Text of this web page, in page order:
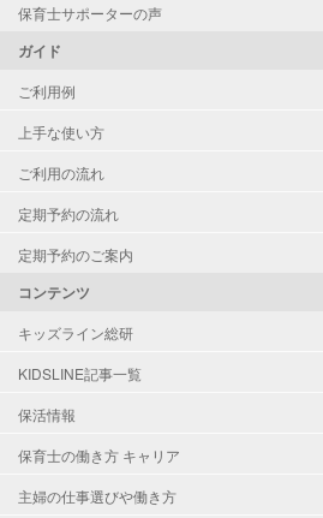
保育士サポーターの声
ガイド
ご利用例
上手な使い方
ご利用の流れ
定期予約の流れ
定期予約のご案内
コンテンツ
キッズライン総研
KIDSLINE記事一覧
保活情報
保育士の働き方 キャリア
主婦の仕事選びや働き方